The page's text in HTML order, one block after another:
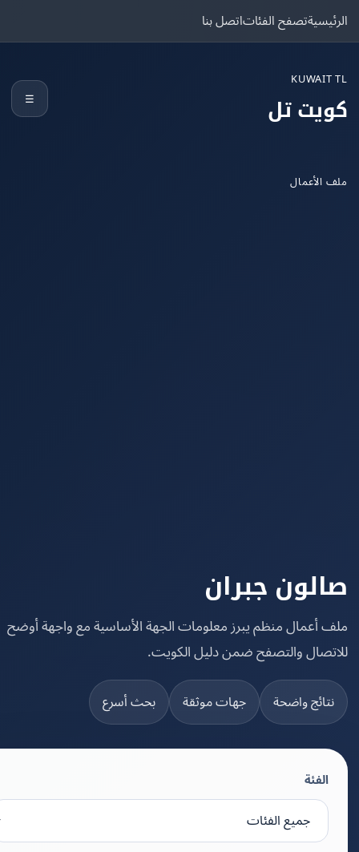
تصفح الفئاتاتصل بنا
تل
جبران
منظم يبرز معلومات الجهة الأساسية مع واجهة أوضح
والتصفح ضمن دليل الكويت.
واضحة جهات موثقة بحث أسرع